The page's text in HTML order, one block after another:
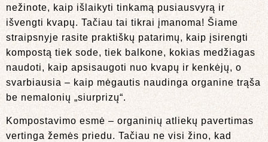
nežinote, kaip išlaikyti tinkamą pusiausvyrą ir
išvengti kvapų. Tačiau tai tikrai įmanoma! Šiame
straipsnyje rasite praktiškų patarimų, kaip įsirengti
kompostą tiek sode, tiek balkone, kokias medžiagas
naudoti, kaip apsisaugoti nuo kvapų ir kenkėjų, o
svarbiausia – kaip mėgautis naudinga organine trąša
be nemalonių „siurprizų“.
Kompostavimo esmė – organinių atliekų pavertimas
vertinga žemės priedu. Tačiau ne visi žino, kad